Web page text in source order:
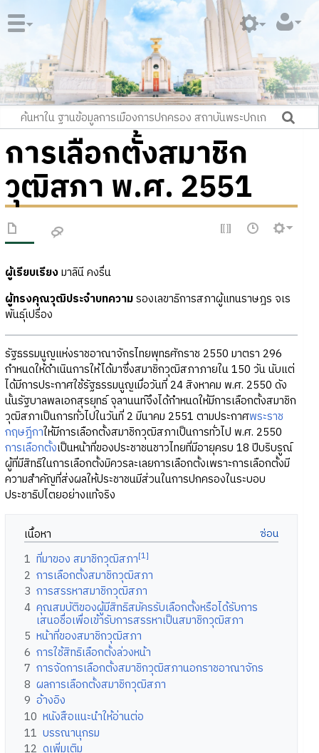
การเลือกตั้งสมาชิก
วุฒิสภา พ.ศ. 2551
ผู้เรียบเรียงมาลินี คงรื่น
ผู้ทรงคุณวุฒิประจำบทความรองเลขาธิการสภาผู้แทนราษฎร จเร
พันธุ์เปรื่อง
รัฐธรรมนูญแห่งราชอาณาจักรไทยพุทธศักราช 2550 มาตรา 296
กำหนดให้ดำเนินการให้ได้มาซึ่งสมาชิกวุฒิสภาภายใน 150 วัน นับแต่
ได้มีการประกาศใช้รัฐธรรมนูญเมื่อวันที่ 24 สิงหาคม พ.ศ. 2550 ดัง
นั้นรัฐบาลพลเอกสุรยุทธ์ จุลานนท์จึงได้กำหนดให้มีการเลือกตั้งสมาชิก
วุฒิสภาเป็นการทั่วไปในวันที่ 2 มีนาคม 2551 ตามประกาศพระราช
กฤษฎีกาให้มีการเลือกตั้งสมาชิกวุฒิสภาเป็นการทั่วไป พ.ศ. 2550
การเลือกตั้งเป็นหน้าที่ของประชาชนชาวไทยที่มีอายุครบ 18 ปีบริบรูณ์
ผู้ที่มีสิทธิในการเลือกตั้งมิควรละเลยการเลือกตั้งเพราะการเลือกตั้งมี
ความสำคัญที่ส่งผลให้ประชาชนมีส่วนในการปกครองในระบอบ
ประชาธิปไตยอย่างแท้จริง
เนื้อหา
1 ที่มาของ สมาชิกวุฒิสภา[1]
2 การเลือกตั้งสมาชิกวุฒิสภา
3 การสรรหาสมาชิกวุฒิสภา
4 คุณสมบัติของผู้มีสิทธิสมัครรับเลือกตั้งหรือได้รับการ
เสนอชื่อเพื่อเข้ารับการสรรหาเป็นสมาชิกวุฒิสภา
5 หน้าที่ของสมาชิกวุฒิสภา
6 การใช้สิทธิเลือกตั้งล่วงหน้า
7 การจัดการเลือกตั้งสมาชิกวุฒิสภานอกราชอาณาจักร
8 ผลการเลือกตั้งสมาชิกวุฒิสภา
9 อ้างอิง
10 หนังสือแนะนำให้อ่านต่อ
11 บรรณานุกรม
12 ดูเพิ่มเติม